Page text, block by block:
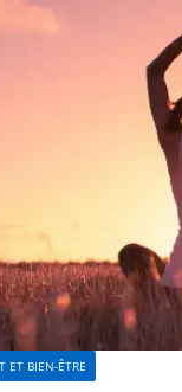
ET BIEN-ÊTRE